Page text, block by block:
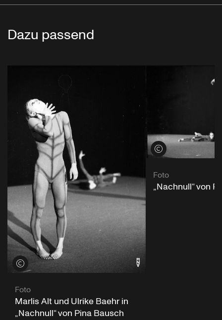
Dazu passend
Credits öffnen
Foto
Marlis Alt und Ulrike Baehr in
„Nachnull“ von Pina Bausch
Credits öffnen
Foto
„Nachnull“ von